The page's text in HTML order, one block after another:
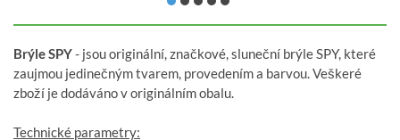
Brýle SPY- jsou originální, značkové, sluneční brýle SPY, které
zaujmou jedinečným tvarem, provedením a barvou. Veškeré
zboží je dodáváno v originálním obalu.
Technické parametry: